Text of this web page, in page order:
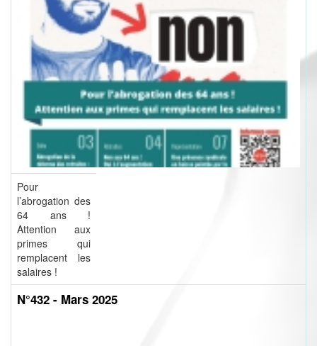
Pour
l’abrogation des
64 ans !
Attention aux
primes qui
remplacent les
salaires !
N°432 - Mars 2025